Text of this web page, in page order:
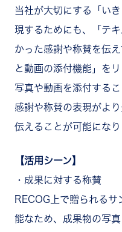
当社が大切にする「い
現するためにも、「テ
かった感謝や称賛を伝
と動画の添付機能」を
写真や動画を添付する
感謝や称賛の表現がよ
伝えることが可能になり
【活用シーン】
・成果に対する称賛
RECOG 上で贈られる
能なため、成果物の写